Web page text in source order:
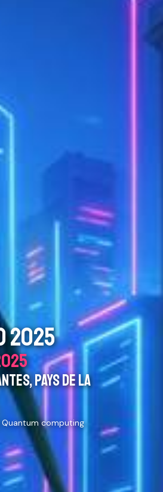
2025
PAYS DE LA
Quantum computing